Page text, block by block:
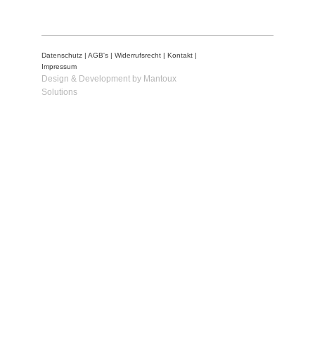
Datenschutz AGB's Widerrufsrecht Kontakt
Impressum
Design & Development by Mantoux
Solutions